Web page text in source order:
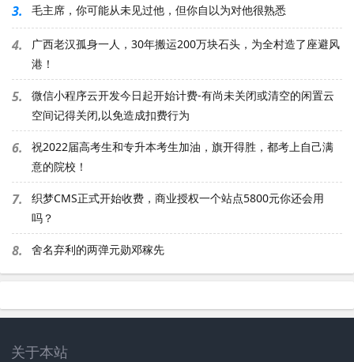
3. 毛主席，你可能从未见过他，但你自以为对他很熟悉
4.
广西老汉孤身一人，30年搬运200万块石头，为全村造了座避风
港！
5.
微信小程序云开发今日起开始计费-有尚未关闭或清空的闲置云
空间记得关闭,以免造成扣费行为
6.
祝2022届高考生和专升本考生加油，旗开得胜，都考上自己满
意的院校！
7.
织梦CMS正式开始收费，商业授权一个站点5800元你还会用
吗？
8. 舍名弃利的两弹元勋邓稼先
关于本站